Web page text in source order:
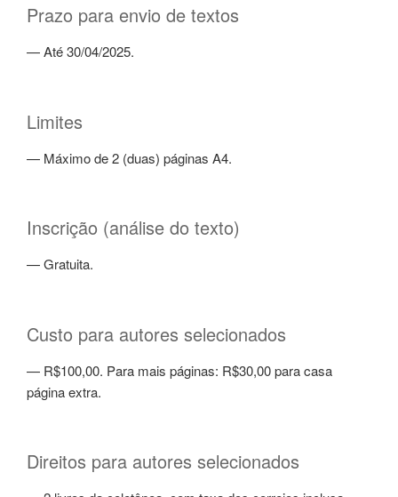
Prazo para envio de textos
— Até 30/04/2025.
Limites
— Máximo de 2 (duas) páginas A4.
Inscrição (análise do texto)
— Gratuita.
Custo para autores selecionados
— R$100,00. Para mais páginas: R$30,00 para casa
página extra.
Direitos para autores selecionados